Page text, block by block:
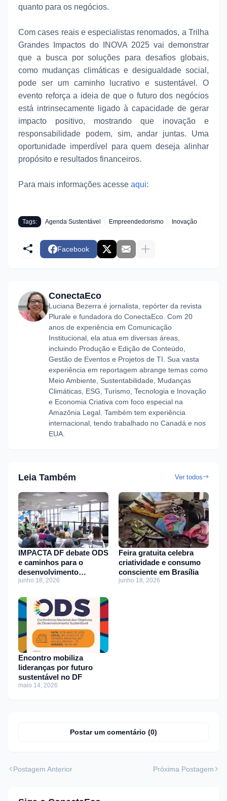
quanto para os negócios.
Com cases reais e especialistas renomados, a Trilha
Grandes Impactos do INOVA 2025 vai demonstrar
que a busca por soluções para desafios globais,
como mudanças climáticas e desigualdade social,
pode ser um caminho lucrativo e sustentável. O
evento reforça a ideia de que o futuro dos negócios
está intrinsecamente ligado à capacidade de gerar
impacto positivo, mostrando que inovação e
responsabilidade podem, sim, andar juntas. Uma
oportunidade imperdível para quem deseja alinhar
propósito e resultados financeiros.
Para mais informações acesse aqui:
Tags: Agenda Sustentável Empreendedorismo Inovação
Facebook
ConectaEco
Luciana Bezerra é jornalista, repórter da revista
Plurale e fundadora do ConectaEco. Com 20
anos de experiência em Comunicação
Institucional, ela atua em diversas áreas,
incluindo Produção e Edição de Conteúdo,
Gestão de Eventos e Projetos de TI. Sua vasta
experiência em reportagem abrange temas como
Meio Ambiente, Sustentabilidade, Mudanças
Climáticas, ESG, Turismo, Tecnologia e Inovação
e Economia Criativa com foco especial na
Amazônia Legal. Também tem experiência
internacional, tendo trabalhado no Canadá e nos
EUA.
Leia Também Ver todos
IMPACTA DF debate ODS
e caminhos para o
desenvolvimento
sustentável
junho 18, 2026
Feira gratuita celebra
criatividade e consumo
consciente em Brasília
junho 18, 2026
Encontro mobiliza
lideranças por futuro
sustentável no DF
maio 14, 2026
Postar um comentário (0)
Postagem Anterior Próxima Postagem